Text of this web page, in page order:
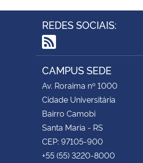
REDES SOCIAIS:
RSS
CAMPUS SEDE
Av. Roraima nº 1000
Cidade Universitária
Bairro Camobi
Santa Maria - RS
CEP: 97105-900
+55 (55) 3220-8000